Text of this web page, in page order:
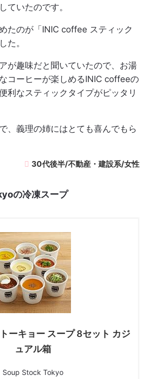
ていたのです。
たのが「INIC coffee スティック
た。
が趣味だと聞いていたので、お湯
コーヒーが楽しめるINIC coffeeの
利なスティックタイプがピッタリ
、義理の姉にはとても喜んでもら
30代後半/不動産・建設系/女性
の冷凍スープ
ーキョー スープ 8セット カジ
ュアル箱
Soup Stock Tokyo